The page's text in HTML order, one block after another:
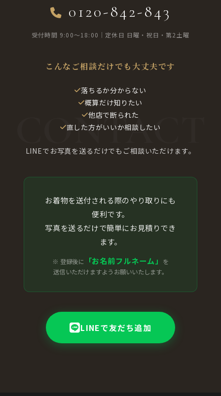
0120-842-843
受付時間 9:00〜18:00｜定休日 日曜・祝日・第2土曜
こんなご相談だけでも大丈夫です
落ちるか分からない
概算だけ知りたい
他店で断られた
直した方がいいか相談したい
LINEでお写真を送るだけでもご相談いただけます。
お着物を送付される際のやり取りにも
便利です。
写真を送るだけで簡単にお見積りでき
ます。
※ 登録後に 「お名前フルネーム」
を
送信いただけますようお願いいたします。
LINEで友だち追加